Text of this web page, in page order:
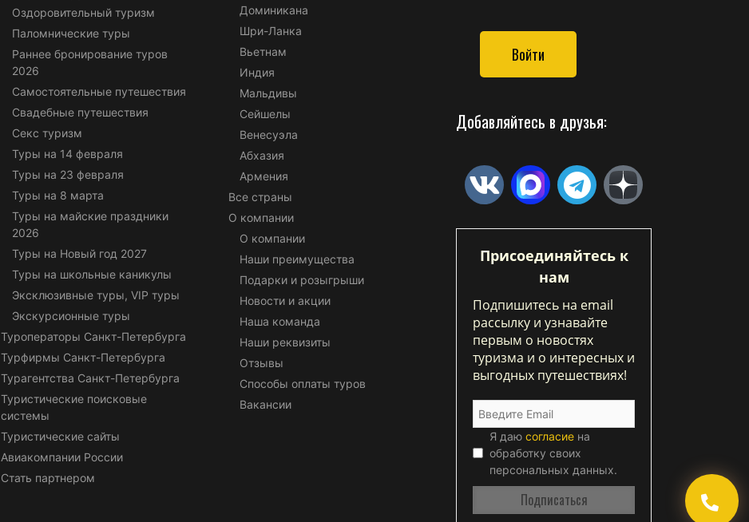
Оздоровительный туризм
Паломнические туры
Раннее бронирование туров
2026
Самостоятельные путешествия
Свадебные путешествия
Секс туризм
Туры на 14 февраля
Туры на 23 февраля
Туры на 8 марта
Туры на майские праздники
2026
Туры на Новый год 2027
Туры на школьные каникулы
Эксклюзивные туры, VIP туры
Экскурсионные туры
Туроператоры Санкт-Петербурга
Турфирмы Санкт-Петербурга
Турагентства Санкт-Петербурга
Туристические поисковые
системы
Туристические сайты
Авиакомпании России
Стать партнером
Доминикана
Шри-Ланка
Вьетнам
Индия
Мальдивы
Сейшелы
Венесуэла
Абхазия
Армения
Все страны
О компании
О компании
Наши преимущества
Подарки и розыгрыши
Новости и акции
Наша команда
Наши реквизиты
Отзывы
Способы оплаты туров
Вакансии
Войти
Добавляйтесь в друзья:
Присоединяйтесь к
нам
Подпишитесь на email
рассылку и узнавайте
первым о новостях
туризма и о интересных и
выгодных путешествиях!
Я даю согласие на
обработку своих
персональных данных.